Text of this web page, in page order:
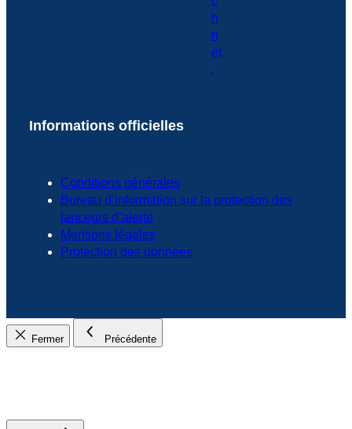
Informations officielles
Conditions générales
Bureau d’information sur la protection des
lanceurs d’alerte
Mentions légales
Protection des données
Fermer Précédente